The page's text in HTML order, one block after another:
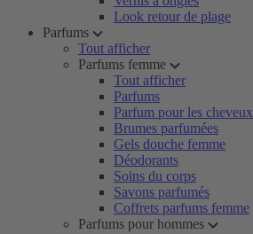
Look retour de plage
Parfums
Tout afficher
Parfums femme
Tout afficher
Parfums
Parfum pour les cheveux
Brumes parfumées
Gels douche femme
Déodorants
Soins du corps
Savons parfumés
Coffrets parfums femme
Parfums pour hommes